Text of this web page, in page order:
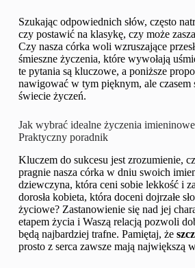
Szukając odpowiednich słów, często
czy postawić na klasykę, czy może
Czy nasza córka woli wzruszające
śmieszne życzenia, które wywołają
te pytania są kluczowe, a poniższe
nawigować w tym pięknym, ale
świecie życzeń.
Jak wybrać idealne życzenia
Praktyczny poradnik
Kluczem do sukcesu jest zrozumienie,
pragnie nasza córka w dniu swoich
dziewczyna, która ceni sobie lekkość i
dorosła kobieta, która doceni dojrzałe
życiowe? Zastanowienie się nad jej
etapem życia i Waszą relacją pozwoli
będą najbardziej trafne. Pamiętaj, że
prosto z serca zawsze mają największą